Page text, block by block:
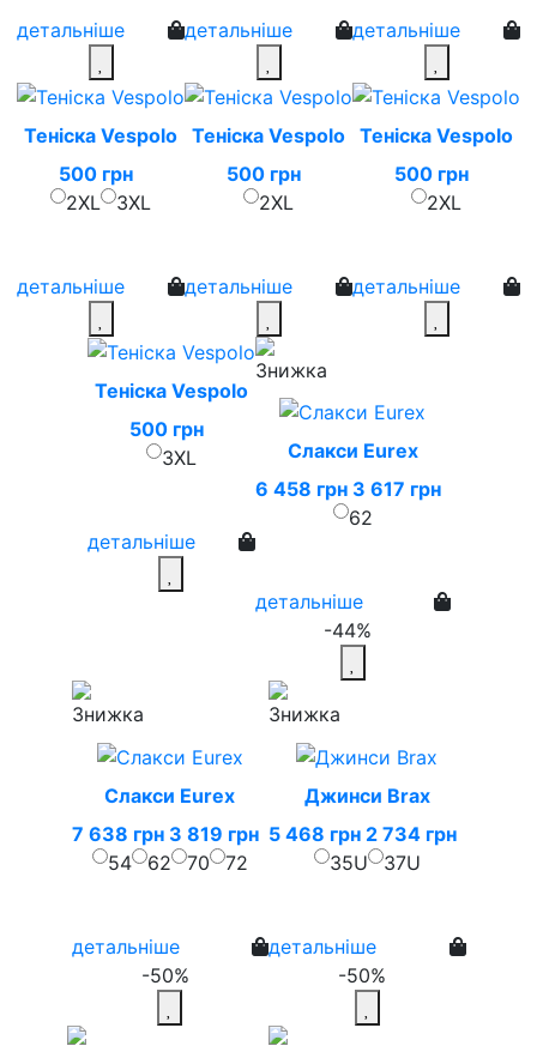
детальніше детальніше детальніше
Теніска Vespolo
500 грн
2XL
3XL
детальніше
Теніска Vespolo
500 грн
2XL
детальніше
Теніска Vespolo
500 грн
2XL
детальніше
Теніска Vespolo
500 грн
3XL
детальніше
Слакси Eurex
6 458 грн 3 617 грн
62
детальніше
-44%
Слакси Eurex
7 638 грн 3 819 грн
54
62 70 72
детальніше
-50%
Джинси Brax
5 468 грн 2 734 грн
35U
37U
детальніше
-50%